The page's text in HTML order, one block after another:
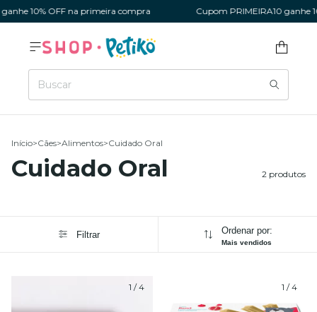
10% OFF na primeira compra Cupom PRIMEIRA10 ganhe
Início>Cães>Alimentos>Cuidado Oral
Cuidado Oral 2 produtos
Filtrar Ordenar por:
Mais vendidos
1 /4 1 /4